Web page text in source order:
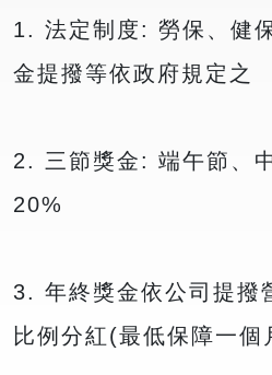
1. 法定制度: 勞保、健
金提撥等依政府規定之
2. 三節獎金: 端午節、
20%
3. 年終獎金依公司提撥
比例分紅(最低保障一個